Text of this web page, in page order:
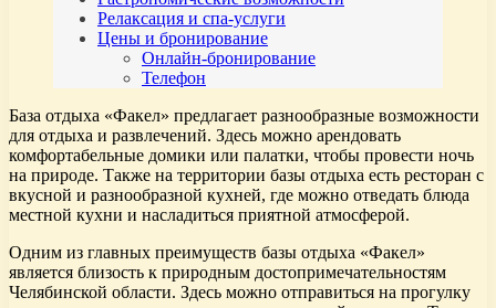
Релаксация и спа-услуги
Цены и бронирование
Онлайн-бронирование
Телефон
База отдыха «Факел» предлагает разнообразные возможности
для отдыха и развлечений. Здесь можно арендовать
комфортабельные домики или палатки, чтобы провести ночь
на природе. Также на территории базы отдыха есть ресторан с
вкусной и разнообразной кухней, где можно отведать блюда
местной кухни и насладиться приятной атмосферой.
Одним из главных преимуществ базы отдыха «Факел»
является близость к природным достопримечательностям
Челябинской области. Здесь можно отправиться на прогулку